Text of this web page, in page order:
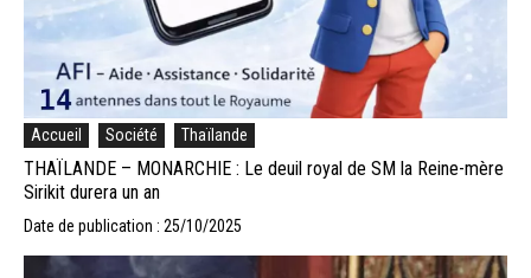
Accueil Société Thaïlande
THAÏLANDE – MONARCHIE : Le deuil royal de SM la Reine-mère
Sirikit durera un an
Date de publication : 25/10/2025